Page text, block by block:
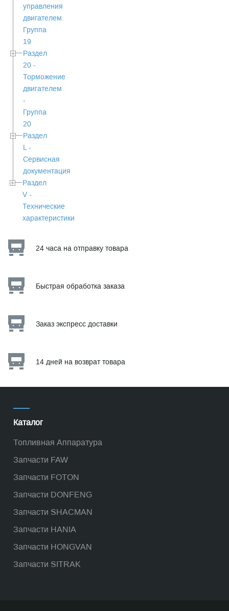
управления
двигателем.
Группа
19
Раздел
20 -
Торможение
двигателем
-
Группа
20
Раздел
L -
Сервисная
документация
Раздел
V -
Технические
характеристики
24 часа на отправку товара
Быстрая обработка заказа
Заказ экспресс доставки
14 дней на возврат товара
Каталог
Топливная Аппаратура
Запчасти FAW
Запчасти FOTON
Запчасти DONFENG
Запчасти SHACMAN
Запчасти HANIA
Запчасти HONGVAN
Запчасти SITRAK